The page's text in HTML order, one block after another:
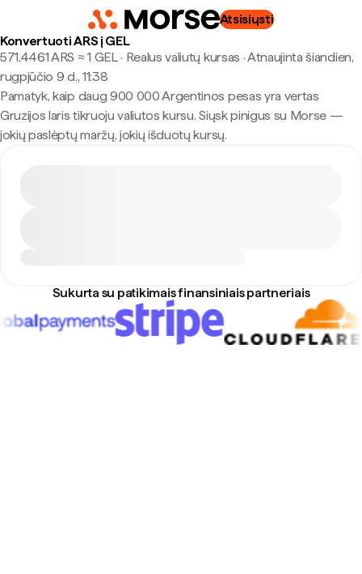
Atsisiųsti
Konvertuoti ARS į GEL
571,4461 ARS ≈ 1 GEL · Realus valiutų kursas ·Atnaujinta šiandien,
rugpjūčio 9 d., 11:38
Pamatyk, kaip daug 900 000 Argentinos pesas yra vertas
Gruzijos laris tikruoju valiutos kursu. Siųsk pinigus su Morse —
jokių paslėptų maržų, jokių išduotų kursų.
Sukurta su patikimais finansiniais partneriais